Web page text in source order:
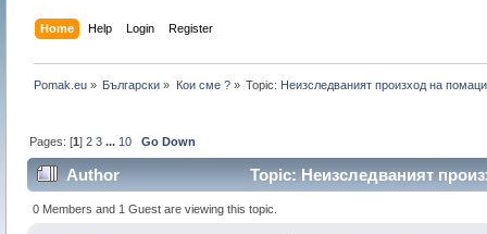
Home Help Login Register
Pomak.eu » Български » Кои сме ?» Topic: Неизследваният произход на
Pages: [1]2 3 ... 10 Go Down
Author Topic: Неизследваният
0 Members and 1 Guest are viewing this topic.